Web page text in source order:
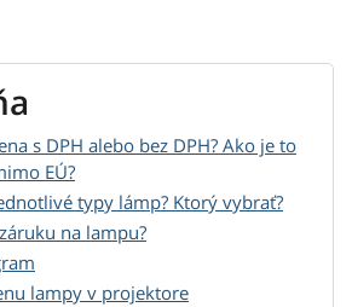
s DPH alebo bez DPH? Ako je to
EÚ?
typy lámp? Ktorý vybrať?
na lampu?
lampy v projektore